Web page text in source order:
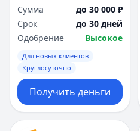
Сумма
до 30 000 ₽
Срок
до 30 дней
Одобрение
Высокое
Для новых клиентов
Круглосуточно
Получить деньги